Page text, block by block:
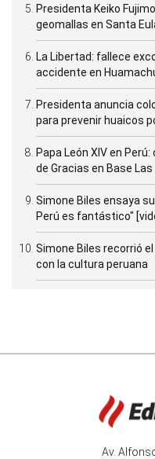
Presidenta Keiko
geomallas en Santa
La Libertad: fallece
accidente en
Presidenta anuncia
para prevenir huaicos
Papa León XIV en
de Gracias en Base
Simone Biles ensaya
Perú es fantástico"
Simone Biles recorrió
con la cultura peruana
Av.